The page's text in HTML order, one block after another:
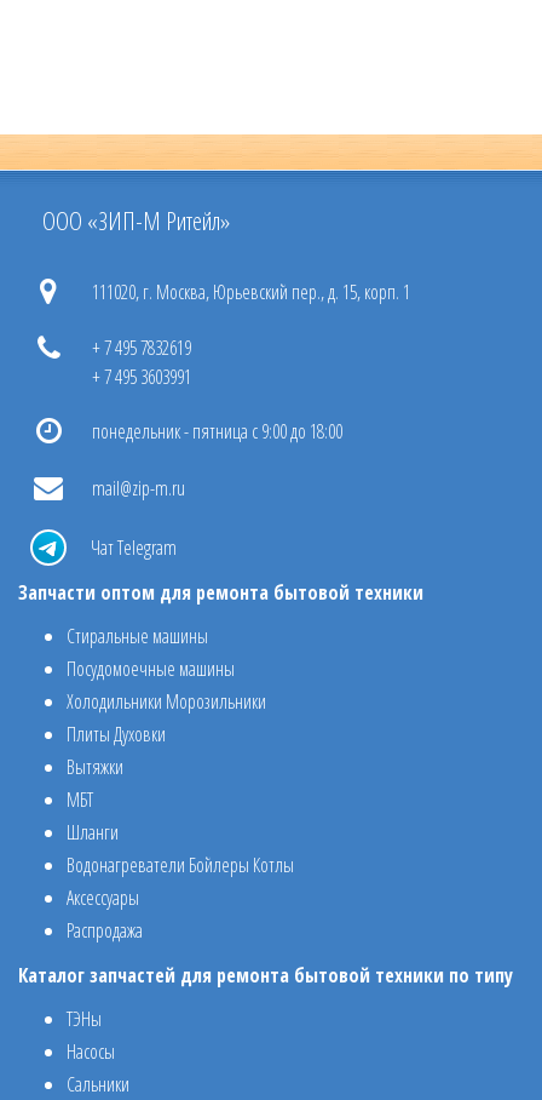
ООО «ЗИП-М Ритейл»
111020, г. Москва, Юрьевский пер., д. 15, корп. 1
+ 7 495 7832619
+ 7 495 3603991
понедельник - пятница с 9:00 до 18:00
mail@zip-m.ru
Чат Telegram
Запчасти оптом для ремонта бытовой техники
Стиральные машины
Посудомоечные машины
Холодильники Морозильники
Плиты Духовки
Вытяжки
МБТ
Шланги
Водонагреватели Бойлеры Котлы
Аксессуары
Распродажа
Каталог запчастей для ремонта бытовой техники по типу
ТЭНы
Насосы
Сальники